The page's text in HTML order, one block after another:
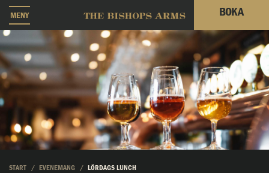
MENY BOKA
START EVENEMANG LÖRDAGS LUNCH